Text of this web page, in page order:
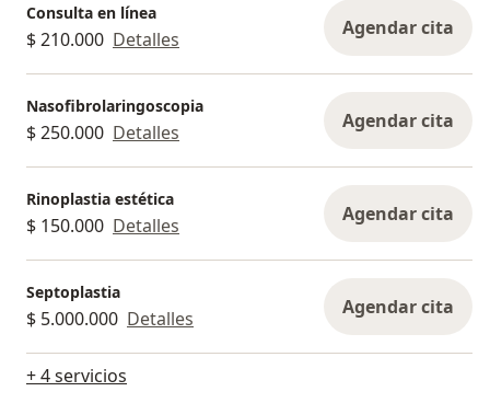
Consulta en línea
$ 210.000 Detalles Agendar cita
Nasofibrolaringoscopia
$ 250.000 Detalles Agendar cita
Rinoplastia estética
$ 150.000 Detalles Agendar cita
Septoplastia
$ 5.000.000 Detalles Agendar cita
+ 4 servicios